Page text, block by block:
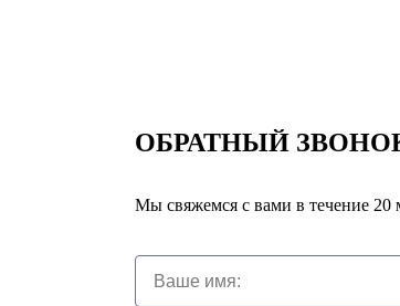
ОБРАТНЫЙ
Мы свяжемся с вами в течение 20